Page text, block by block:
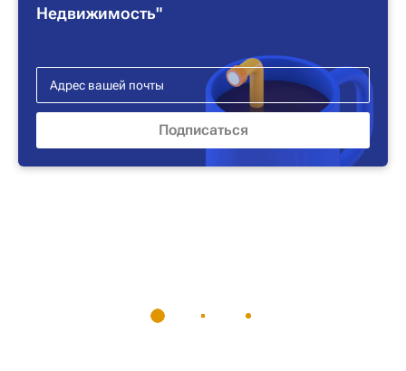
Недвижимость"